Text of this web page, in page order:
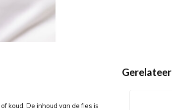
koud. De inhoud van de fles is